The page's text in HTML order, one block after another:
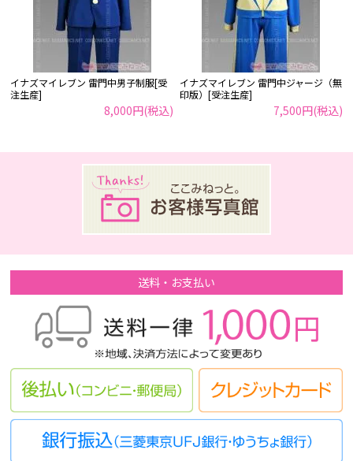
イナズマイレブン 雷門中男子制服[受
注生産]
8,000円(税込)
イナズマイレブン 雷門中ジャージ（無
印版）[受注生産]
7,500円(税込)
送料・お支払い